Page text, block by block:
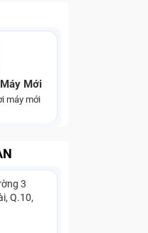
Mới
máy mới
3
Q.10,